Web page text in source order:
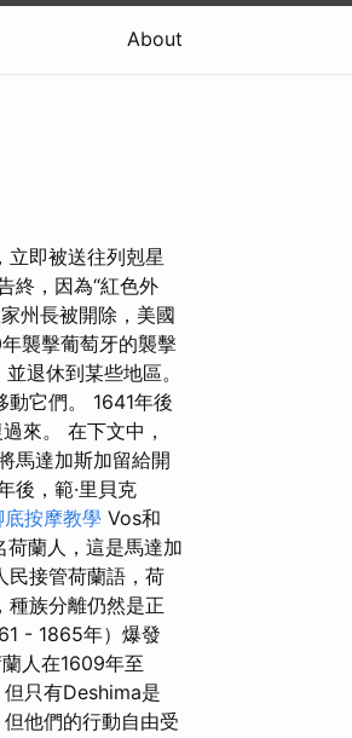
About
立即被送往列剋星
終，因為“紅色外
州長被開除，美國
襲擊葡萄牙的襲擊
退休到某些地區。
動它們。 1641年後
來。 在下文中，
馬達加斯加留給開
後，範·里貝克
底按摩教學 Vos和
荷蘭人，這是馬達加
民接管荷蘭語，荷
種族分離仍然是正
- 1865年）爆發
人在1609年至
只有Deshima是
他們的行動自由受